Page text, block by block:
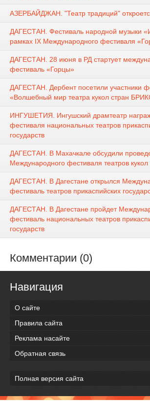
АЗЕРБАЙДЖАН. "Театр традиций"
ДАГЕСТАН. Фестиваль народной музыки
рамках IX Международного фестиваля
ДАГЕСТАН. 28 июня в РД стартует
фестиваль «Горцы»
ДАГЕСТАН. Дербент посетили участники
«Волшебный мир театра кукол стран
ИНГУШЕТИЯ. Ингушский драмтеатр
фестиваля национальных театров
государств
ДАГЕСТАН. В Махачкале обсудили
Международного фестиваля театров
ДАГЕСТАН. В Дагестане открылся
фестиваль театров прикаспийских
ДАГЕСТАН. В Дагестане пройдет
фестиваль национальных театров
государств
Комментарии (0)
Навигация
О сайте
Правила сайта
Реклама насайте
Обратная связь
Полная версия сайта